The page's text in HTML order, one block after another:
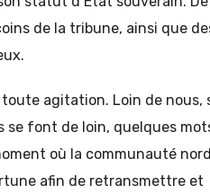
de la tribune, ainsi que
agitation. Loin de nous,
se font de loin, quelques
où la communauté
afin de retransmettre et